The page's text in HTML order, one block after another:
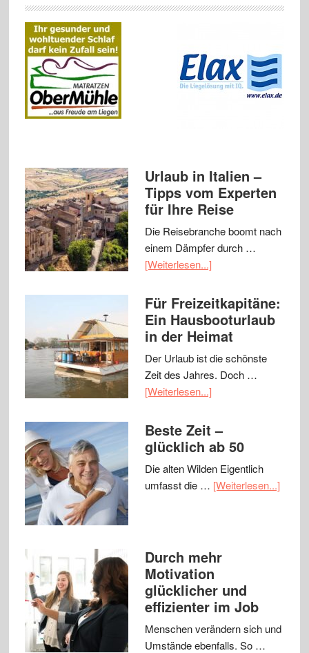
Urlaub in Italien –
Tipps vom Experten
für Ihre Reise
Die Reisebranche boomt nach
einem Dämpfer durch …
[Weiterlesen...]
Für Freizeitkapitäne:
Ein Hausbooturlaub
in der Heimat
Der Urlaub ist die schönste
Zeit des Jahres. Doch …
[Weiterlesen...]
Beste Zeit –
glücklich ab 50
Die alten Wilden Eigentlich
umfasst die … [Weiterlesen...]
Durch mehr
Motivation
glücklicher und
effizienter im Job
Menschen verändern sich und
Umstände ebenfalls. So …